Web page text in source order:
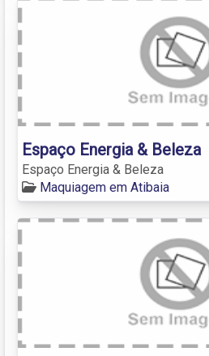
Espaço Energia & Beleza
Espaço Energia & Beleza
Maquiagem em Atibaia